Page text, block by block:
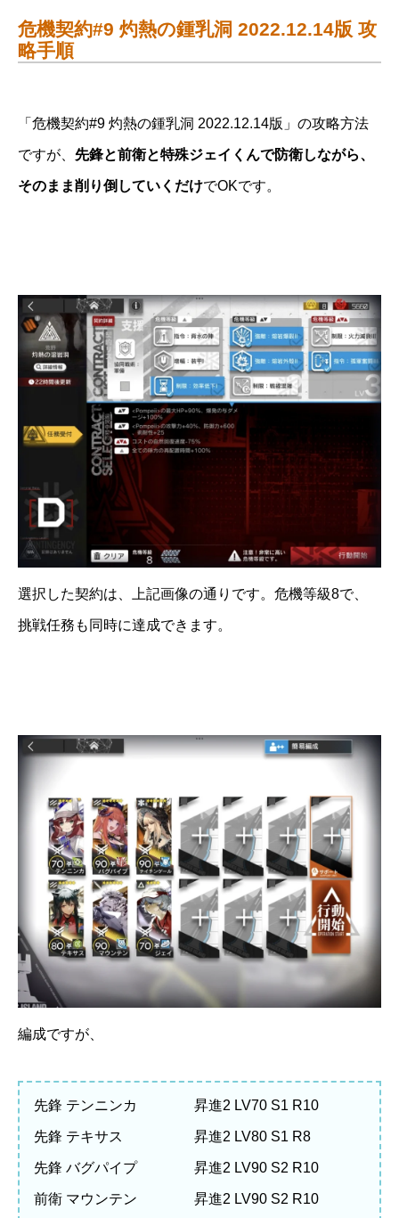
危機契約#9 灼熱の鍾乳洞 2022.12.14版 攻
略手順
「危機契約#9 灼熱の鍾乳洞 2022.12.14版」の攻略方法
ですが、 先鋒と前衛と特殊ジェイくんで防衛しながら、
そのまま削り倒していくだけでOKです。
選択した契約は、上記画像の通りです。危機等級8で、
挑戦任務も同時に達成できます。
編成ですが、
先鋒 テンニンカ 昇進2 LV70 S1 R10
先鋒 テキサス 昇進2 LV80 S1 R8
先鋒 バグパイプ 昇進2 LV90 S2 R10
前衛 マウンテン 昇進2 LV90 S2 R10